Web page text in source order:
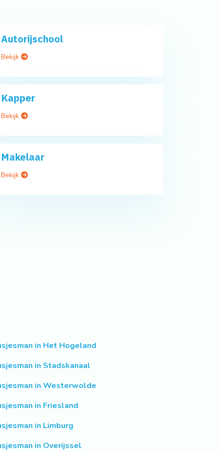
Autorijschool
Bekijk
Kapper
Bekijk
Makelaar
Bekijk
in Het Hogeland
in Stadskanaal
in Westerwolde
in Friesland
in Limburg
in Overijssel